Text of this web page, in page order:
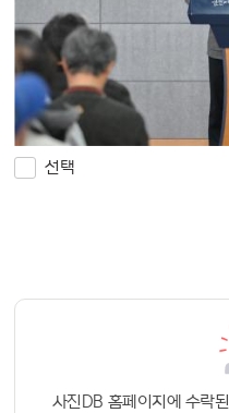
선택
사진DB 홈페이지에 수락된